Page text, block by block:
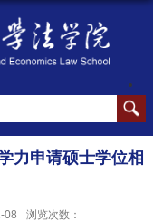
力申请硕士学位相
08 浏览次数：